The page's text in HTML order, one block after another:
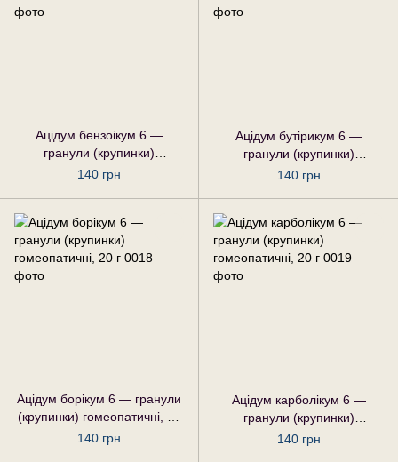
Ацідум бензоікум 6 —
гранули (крупинки)
гомеопатичні, 20 г
140 грн
Ацідум бутірикум 6 —
гранули (крупинки)
гомеопатичні, 20 г
140 грн
Ацідум борікум 6 — гранули
(крупинки) гомеопатичні, 20
г
140 грн
Ацідум карболікум 6 —
гранули (крупинки)
гомеопатичні, 20 г
140 грн